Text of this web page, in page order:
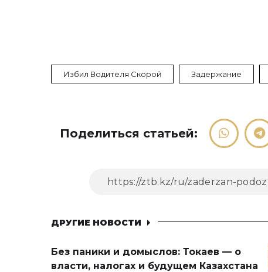
Избил Водителя Скорой Задержание
Поделиться статьей:
ДРУГИЕ НОВОСТИ
Без паники и домыслов: Токаев — о
власти, налогах и будущем Казахстана